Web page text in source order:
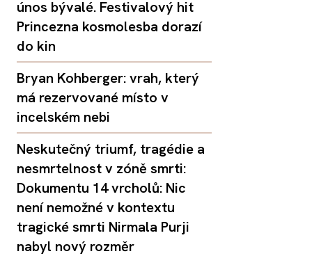
únos bývalé. Festivalový hit
Princezna kosmolesba dorazí
do kin
Bryan Kohberger: vrah, který
má rezervované místo v
incelském nebi
Neskutečný triumf, tragédie a
nesmrtelnost v zóně smrti:
Dokumentu 14 vrcholů: Nic
není nemožné v kontextu
tragické smrti Nirmala Purji
nabyl nový rozměr